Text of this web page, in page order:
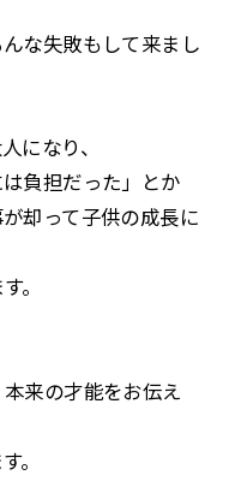
な失敗もして来まし
になり、
は負担だった」とか
却って子供の成長に
。
来の才能をお伝え
。